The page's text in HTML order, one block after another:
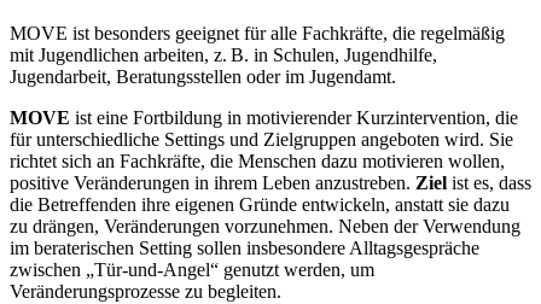
MOVE ist besonders geeignet für alle Fachkräfte, die regelmäßig
mit Jugendlichen arbeiten, z. B. in Schulen, Jugendhilfe,
Jugendarbeit, Beratungsstellen oder im Jugendamt.
MOVE ist eine Fortbildung in motivierender Kurzintervention, die
für unterschiedliche Settings und Zielgruppen angeboten wird. Sie
richtet sich an Fachkräfte, die Menschen dazu motivieren wollen,
positive Veränderungen in ihrem Leben anzustreben. Ziel ist es, dass
die Betreffenden ihre eigenen Gründe entwickeln, anstatt sie dazu
zu drängen, Veränderungen vorzunehmen. Neben der Verwendung
im beraterischen Setting sollen insbesondere Alltagsgespräche
zwischen „Tür-und-Angel“ genutzt werden, um
Veränderungsprozesse zu begleiten.